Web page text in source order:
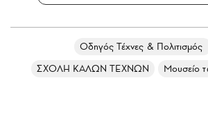
Οδηγός Τέχνες & Πολιτισμός
ΣΧΟΛΗ ΚΑΛΩΝ ΤΕΧΝΩΝ
Μουσείο